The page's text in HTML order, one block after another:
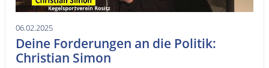
06.02.2025
Deine Forderungen an die Politik:
Christian Simon